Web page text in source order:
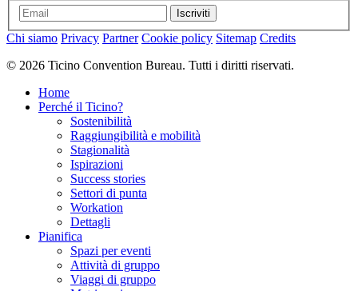
Iscriviti
Chi siamo Privacy Partner Cookie policy Sitemap Credits
© 2026 Ticino Convention Bureau. Tutti i diritti riservati.
Home
Perché il Ticino?
Sostenibilità
Raggiungibilità e mobilità
Stagionalità
Ispirazioni
Success stories
Settori di punta
Workation
Dettagli
Pianifica
Spazi per eventi
Attività di gruppo
Viaggi di gruppo